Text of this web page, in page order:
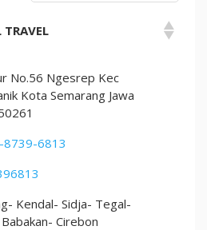
TRAVEL
No.56 Ngesrep Kec
Kota Semarang Jawa
6813
Kendal- Sidja- Tegal-
Cirebon